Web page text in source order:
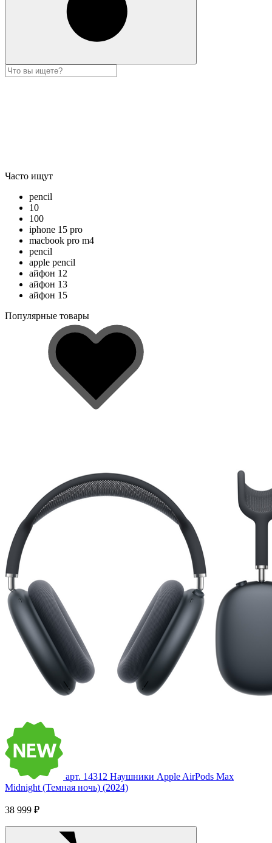
Часто ищут
pencil
10
100
iphone 15 pro
macbook pro m4
pencil
apple pencil
айфон 12
айфон 13
айфон 15
Популярные товары
арт. 14312 Наушники Apple AirPods Max
Midnight (Темная ночь) (2024)
38 999 ₽